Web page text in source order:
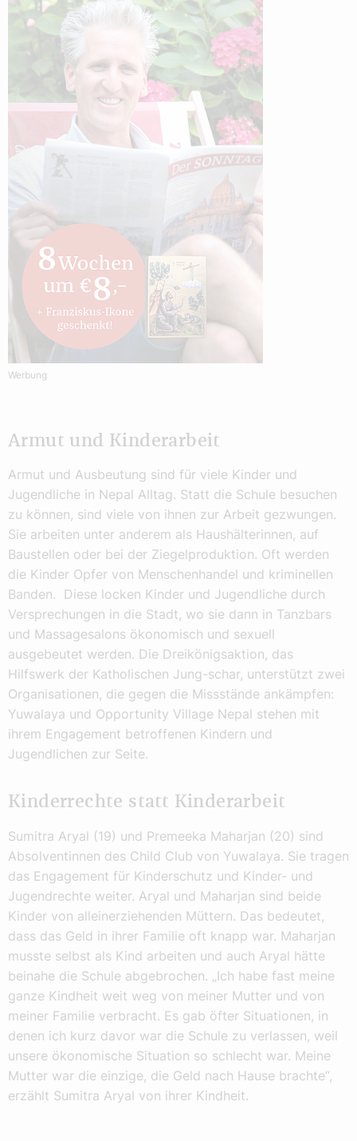
Werbung
Armut und Kinderarbeit
Armut und Ausbeutung sind für viele Kinder und
Jugendliche in Nepal Alltag. Statt die Schule besuchen
zu können, sind viele von ihnen zur Arbeit gezwungen.
Sie arbeiten unter anderem als Haushälterinnen, auf
Baustellen oder bei der Ziegelproduktion. Oft werden
die Kinder Opfer von Menschenhandel und kriminellen
Banden. Diese locken Kinder und Jugendliche durch
Versprechungen in die Stadt, wo sie dann in Tanzbars
und Massagesalons ökonomisch und sexuell
ausgebeutet werden. Die Dreikönigsaktion, das
Hilfswerk der Katholischen Jung-schar, unterstützt zwei
Organisationen, die gegen die Missstände ankämpfen:
Yuwalaya und Opportunity Village Nepal stehen mit
ihrem Engagement betroffenen Kindern und
Jugendlichen zur Seite.
Kinderrechte statt Kinderarbeit
Sumitra Aryal (19) und Premeeka Maharjan (20) sind
Absolventinnen des Child Club von Yuwalaya. Sie tragen
das Engagement für Kinderschutz und Kinder- und
Jugendrechte weiter. Aryal und Maharjan sind beide
Kinder von alleinerziehenden Müttern. Das bedeutet,
dass das Geld in ihrer Familie oft knapp war. Maharjan
musste selbst als Kind arbeiten und auch Aryal hätte
beinahe die Schule abgebrochen. „Ich habe fast meine
ganze Kindheit weit weg von meiner Mutter und von
meiner Familie verbracht. Es gab öfter Situationen, in
denen ich kurz davor war die Schule zu verlassen, weil
unsere ökonomische Situation so schlecht war. Meine
Mutter war die einzige, die Geld nach Hause brachte“,
erzählt Sumitra Aryal von ihrer Kindheit.